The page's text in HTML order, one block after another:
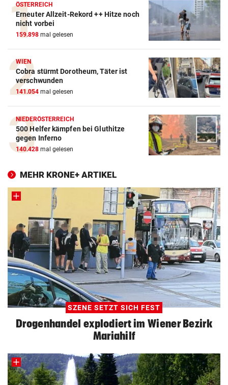
ÖSTERREICH
Erneuter Allzeit-Rekord ++ Hitze noch
nicht vorbei
159.898 mal gelesen
WIEN
Cobra stürmt Dorotheum, Täter ist
verschwunden
141.054 mal gelesen
NIEDERÖSTERREICH
500 Helfer kämpfen bei Gluthitze
gegen Inferno
140.428 mal gelesen
MEHR KRONE+ ARTIKEL
SZENE SETZT SICH FEST
Drogenhandel explodiert im Wiener Bezirk
Mariahilf